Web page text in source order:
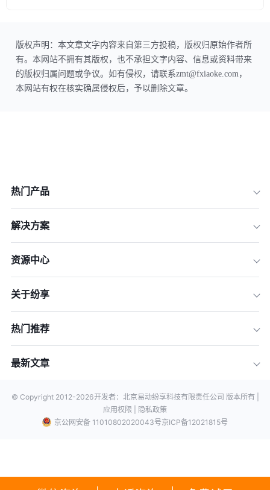
版权声明：本文章文字内容来自第三方投稿，版权归原始作者所
有。本网站不拥有其版权，也不承担文字内容、信息或资料带来
的版权归属问题或争议。如有侵权，请联系zmt@fxiaoke.com，
本网站有权在核实确属侵权后，予以删除文章。
热门产品
解决方案
资源中心
关于纷享
热门推荐
最新文章
© Copyright 2012-2026开发者：北京易动纷享科技有限责任公司 版本所有 |
应用权限 |
隐私政策
京公网安备 11010802020043号京ICP备12021815号